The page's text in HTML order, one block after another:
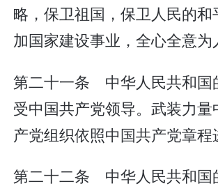
略，保卫祖国，保卫人民的和
加国家建设事业，全心全意为
第二十一条 中华人民共和国
受中国共产党领导。武装力量
产党组织依照中国共产党章程
第二十二条 中华人民共和国